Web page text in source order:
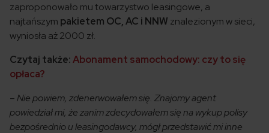
zaproponowało mu towarzystwo leasingowe, a
najtańszym pakietem OC, AC i NNW znalezionym w sieci,
wyniosła aż 2000 zł.
Czytaj także:Abonament samochodowy: czy to się
opłaca?
–Nie powiem, zdenerwowałem się. Znajomy agent
powiedział mi, że zanim zdecydowałem się na wykup polisy
bezpośrednio u leasingodawcy, mógł przedstawić mi inne